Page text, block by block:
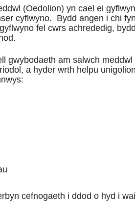
(Oedolion) yn cael ei
cyflwyno. Bydd angen i chi
fel cwrs achrededig,
gwybodaeth am salwch
a hyder wrth helpu
cefnogaeth i ddod o hyd i